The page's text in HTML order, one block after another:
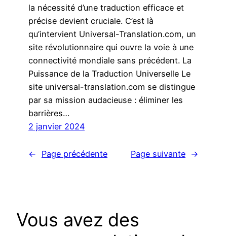
la nécessité d’une traduction efficace et
précise devient cruciale. C’est là
qu’intervient Universal-Translation.com, un
site révolutionnaire qui ouvre la voie à une
connectivité mondiale sans précédent. La
Puissance de la Traduction Universelle Le
site universal-translation.com se distingue
par sa mission audacieuse : éliminer les
barrières…
2 janvier 2024
← Page précédente Page suivante →
Vous avez des